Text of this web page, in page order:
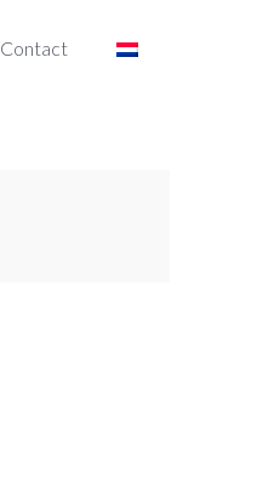
Contact